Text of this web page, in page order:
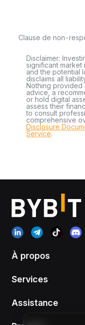
Clause de non-
Disclaimer:
significant
and the potential
disclaims all
Nothing provided
advice, a
or hold digital
assess their
to consult
comprehensive
Disclosure
Service.
À propos
Services
Assistance